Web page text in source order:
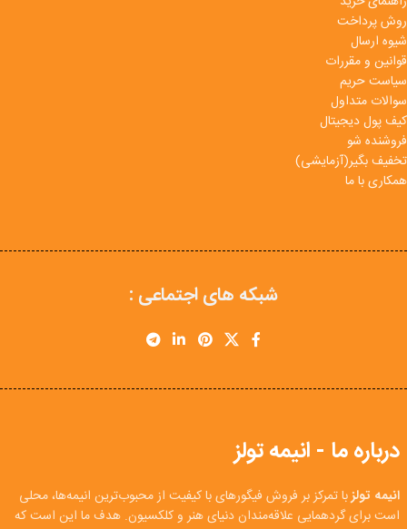
روش پرداخت
شیوه ارسال
قوانین و مقررات
سیاست حریم
سوالات متداول
کیف پول دیجیتال
فروشنده شو
تخفیف بگیر(آزمایشی)
همکاری با ما
شبکه های اجتماعی :
درباره ما - انیمه تولز
انیمه تولزبا تمرکز بر فروش فیگورهای با کیفیت از محبوب‌ترین انیمه‌ها، محلی
است برای گردهمایی علاقه‌مندان دنیای هنر و کلکسیون. هدف ما این است که